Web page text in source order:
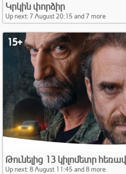
Կրկին փորձիր
Up next: 7 August 20:15 and 7 more
15+
Թունելից 13 կիլոմետր
Up next: 8 August 11:45 and 8 more